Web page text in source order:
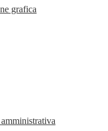
grafica